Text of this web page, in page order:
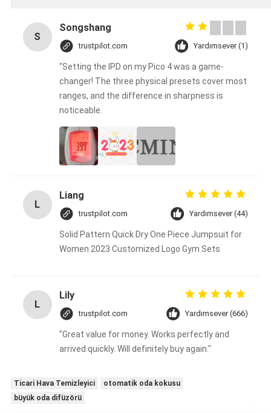
S
Songshang
trustpilot.com Yardımsever (1)
"Setting the IPD on my Pico 4 was a game-
changer! The three physical presets cover most
ranges, and the difference in sharpness is
noticeable.
L
Liang
trustpilot.com Yardımsever (44)
Solid Pattern Quick Dry One Piece Jumpsuit for
Women 2023 Customized Logo Gym Sets
L
Lily
trustpilot.com Yardımsever (666)
"Great value for money. Works perfectly and
arrived quickly. Will definitely buy again."
Ticari Hava Temizleyici
otomatik oda kokusu
büyük oda difüzörü